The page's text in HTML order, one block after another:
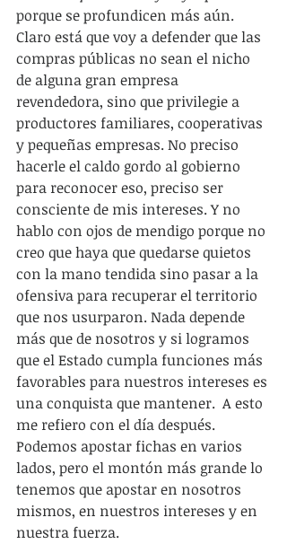
porque se profundicen más aún.
Claro está que voy a defender que las
compras públicas no sean el nicho
de alguna gran empresa
revendedora, sino que privilegie a
productores familiares, cooperativas
y pequeñas empresas. No preciso
hacerle el caldo gordo al gobierno
para reconocer eso, preciso ser
consciente de mis intereses. Y no
hablo con ojos de mendigo porque no
creo que haya que quedarse quietos
con la mano tendida sino pasar a la
ofensiva para recuperar el territorio
que nos usurparon. Nada depende
más que de nosotros y si logramos
que el Estado cumpla funciones más
favorables para nuestros intereses es
una conquista que mantener.  A esto
me refiero con el día después.
Podemos apostar fichas en varios
lados, pero el montón más grande lo
tenemos que apostar en nosotros
mismos, en nuestros intereses y en
nuestra fuerza.